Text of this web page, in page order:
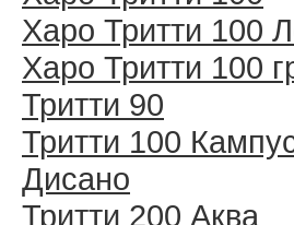
Харо Тритти 100
Харо Тритти 100
Тритти 90
Тритти 100
Дисано
Тритти 200 Аква